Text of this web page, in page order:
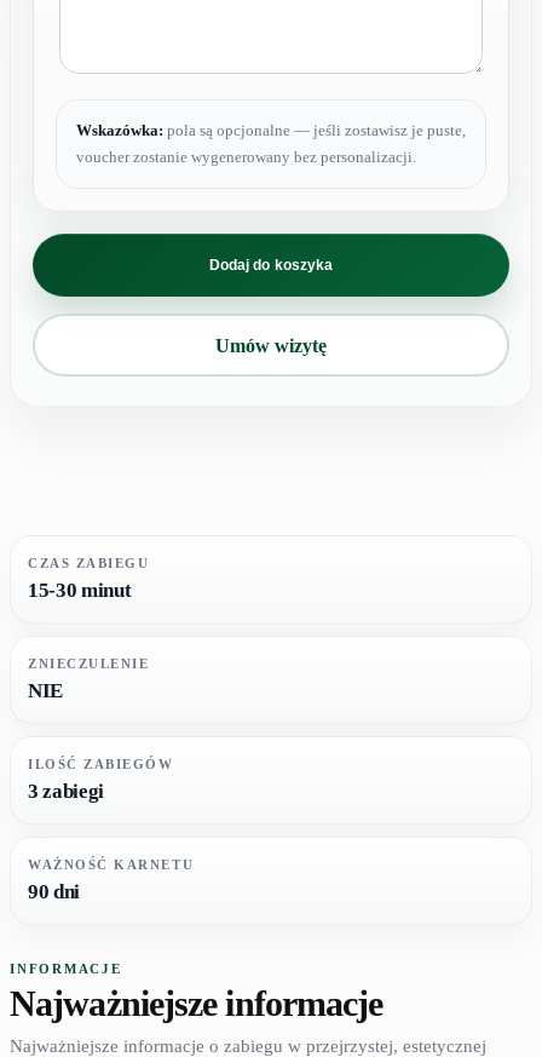
Wskazówka: pola są opcjonalne — jeśli zostawisz je puste,
voucher zostanie wygenerowany bez personalizacji.
ilość
karnet
depilacja
Dodaj do koszyka
Umów wizytę
CZAS ZABIEGU
15-30 minut
ZNIECZULENIE
NIE
ILOŚĆ ZABIEGÓW
3 zabiegi
WAŻNOŚĆ KARNETU
90 dni
INFORMACJE
Najważniejsze informacje
Najważniejsze informacje o zabiegu w przejrzystej, estetycznej